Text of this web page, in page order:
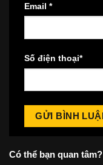
Email *
Số điện thoại*
Có thể bạn quan tâm?